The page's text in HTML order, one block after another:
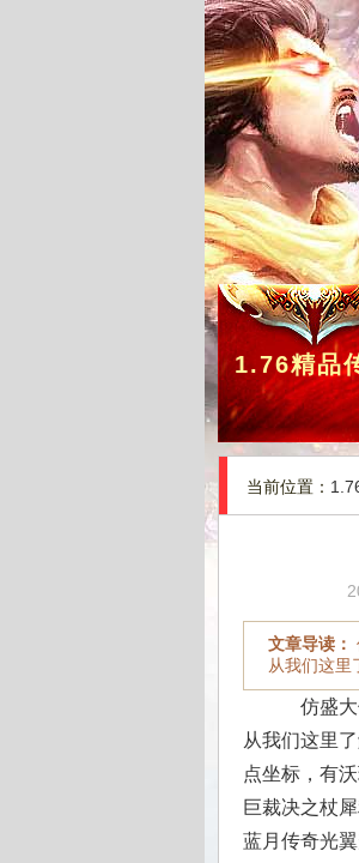
1.76精品
当前位置：
文章导读：
从我们这里
仿盛大
从我们这里
点坐标，有
巨裁决之杖
蓝月传奇光